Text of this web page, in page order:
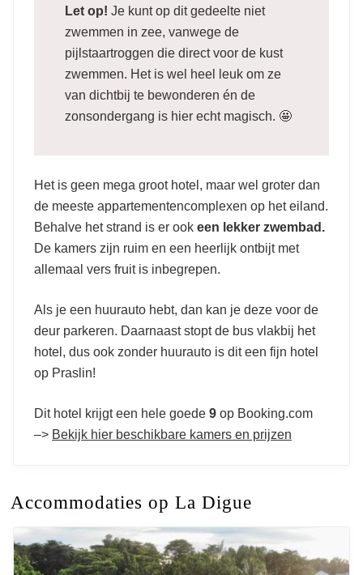
Let op! Je kunt op dit gedeelte niet
zwemmen in zee, vanwege de
pijlstaartroggen die direct voor de kust
zwemmen. Het is wel heel leuk om ze
van dichtbij te bewonderen én de
zonsondergang is hier echt magisch. 🤩
Het is geen mega groot hotel, maar wel groter dan
de meeste appartementencomplexen op het eiland.
Behalve het strand is er ook een lekker zwembad.
De kamers zijn ruim en een heerlijk ontbijt met
allemaal vers fruit is inbegrepen.
Als je een huurauto hebt, dan kan je deze voor de
deur parkeren. Daarnaast stopt de bus vlakbij het
hotel, dus ook zonder huurauto is dit een fijn hotel
op Praslin!
Dit hotel krijgt een hele goede 9 op Booking.com
–> Bekijk hier beschikbare kamers en prijzen
Accommodaties op La Digue